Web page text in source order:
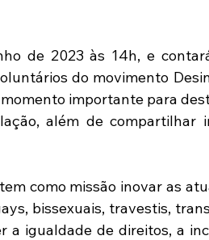
de 2023 às 14h, e
do movimento
importante para
além de compartilhar
como missão inovar as
bissexuais, travestis,
a igualdade de direitos, a